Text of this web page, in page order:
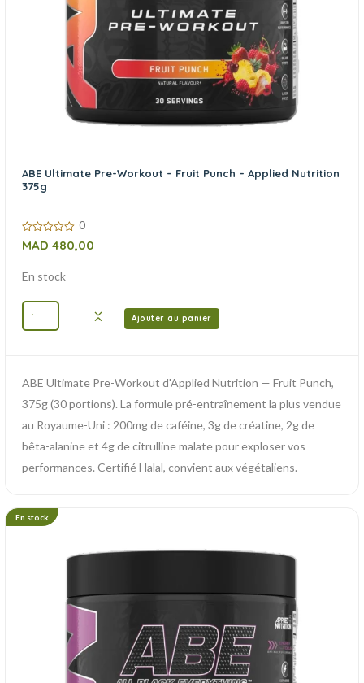
ABE Ultimate Pre-Workout – Fruit Punch – Applied Nutrition
375g
0
sur
0
MAD 480,00
En stock
Ajouter au panier
ABE Ultimate Pre-Workout d'Applied Nutrition — Fruit Punch,
375g (30 portions). La formule pré-entraînement la plus vendue
au Royaume-Uni : 200mg de caféine, 3g de créatine, 2g de
bêta-alanine et 4g de citrulline malate pour exploser vos
performances. Certifié Halal, convient aux végétaliens.
En stock